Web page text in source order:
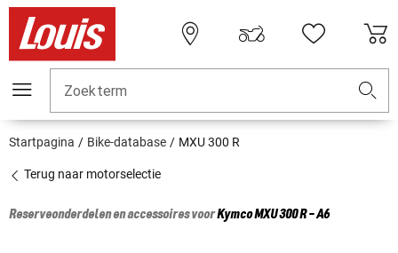
Zoekterm
Startpagina Bike-database MXU 300 R
Terug naar motorselectie
Reserveonderdelen en accessoires voorKymcoMXU 300 R - A6